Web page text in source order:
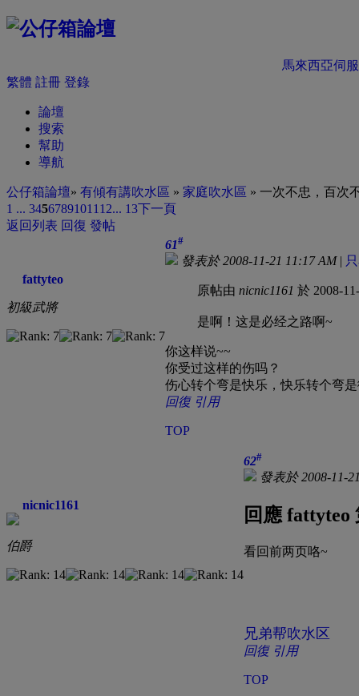
馬來西亞伺
繁體 註冊 登錄
論壇
搜索
幫助
導航
公仔箱論壇» 有傾有講吹水區 » 家庭吹水區 » 一次不忠，百次
1 ... 34567891011 12... 13下一頁
返回列表 回復 發帖
fattyteo
初級武將
61#
發表於 2008-11-21 11:17 AM|
原帖由 nicnic1161 於 2008-
是啊！这是必经之路啊~
你这样说~~
你受过这样的伤吗？
伤心转个弯是快乐，快乐转个弯
回復 引用
TOP
nicnic1161
伯爵
62#
發表於 2008-11-
回應 fattyteo
看回前两页咯~
兄弟帮吹水区
回復 引用
TOP